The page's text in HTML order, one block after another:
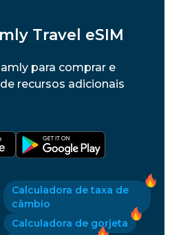
Travel eSIM
para comprar e
recursos adicionais
Calculadora de taxa de
câmbio
Calculadora de gorjeta